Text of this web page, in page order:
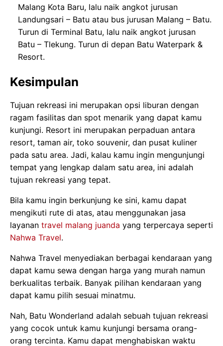
Malang Kota Baru, lalu naik angkot jurusan
Landungsari – Batu atau bus jurusan Malang – Batu.
Turun di Terminal Batu, lalu naik angkot jurusan
Batu – Tlekung. Turun di depan Batu Waterpark &
Resort.
Kesimpulan
Tujuan rekreasi ini merupakan opsi liburan dengan
ragam fasilitas dan spot menarik yang dapat kamu
kunjungi. Resort ini merupakan perpaduan antara
resort, taman air, toko souvenir, dan pusat kuliner
pada satu area. Jadi, kalau kamu ingin mengunjungi
tempat yang lengkap dalam satu area, ini adalah
tujuan rekreasi yang tepat.
Bila kamu ingin berkunjung ke sini, kamu dapat
mengikuti rute di atas, atau menggunakan jasa
layanan travel malang juanda yang terpercaya seperti
Nahwa Travel.
Nahwa Travel menyediakan berbagai kendaraan yang
dapat kamu sewa dengan harga yang murah namun
berkualitas terbaik. Banyak pilihan kendaraan yang
dapat kamu pilih sesuai minatmu.
Nah, Batu Wonderland adalah sebuah tujuan rekreasi
yang cocok untuk kamu kunjungi bersama orang-
orang tercinta. Kamu dapat menghabiskan waktu